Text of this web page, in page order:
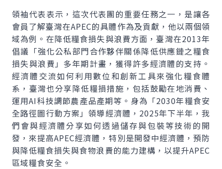
領袖代表表示，這次代表團的重要任務之一，是讓各
會員了解臺灣在APEC的具體作為及貢獻，他以兩個領
域為例。在降低糧食損失與浪費方面，臺灣在2013年
倡議「強化公私部門合作夥伴關係降低供應鏈之糧食
損失與浪費」多年期計畫，獲得許多經濟體的支持。
經濟體交流如何利用數位和創新工具來強化糧食體
系，臺灣也分享降低糧損措施，包括鼓勵在地消費、
運用AI科技調節農產品產期等。身為「2030年糧食安
全路徑圖行動方案」領導經濟體，2025年下半年，我
們會與經濟體分享如何透過儲存與包裝等技術的開
發，來提高APEC經濟體，特別是開發中經濟體，預防
與降低糧食損失與食物浪費的能力建構，以提升APEC
區域糧食安全。